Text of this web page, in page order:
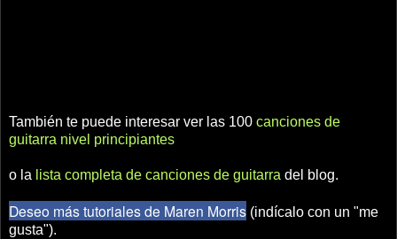
También te puede interesar ver las 100 canciones de
guitarra nivel principiantes
o la lista completa de canciones de guitarra del blog.
Deseo más tutoriales de Maren Morris (indícalo con un "me
gusta").